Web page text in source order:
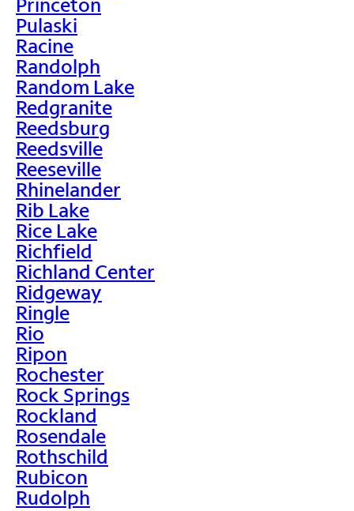
Pulaski
Racine
Randolph
Random Lake
Redgranite
Reedsburg
Reedsville
Reeseville
Rhinelander
Rib Lake
Rice Lake
Richfield
Richland Center
Ridgeway
Ringle
Rio
Ripon
Rochester
Rock Springs
Rockland
Rosendale
Rothschild
Rubicon
Rudolph